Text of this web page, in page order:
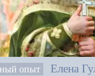
опыт Елена